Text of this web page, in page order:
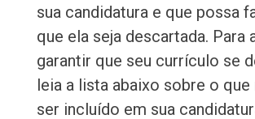
sua candidatura e que possa
que ela seja descartada. Para
garantir que seu currículo se
leia a lista abaixo sobre o que
ser incluído em sua